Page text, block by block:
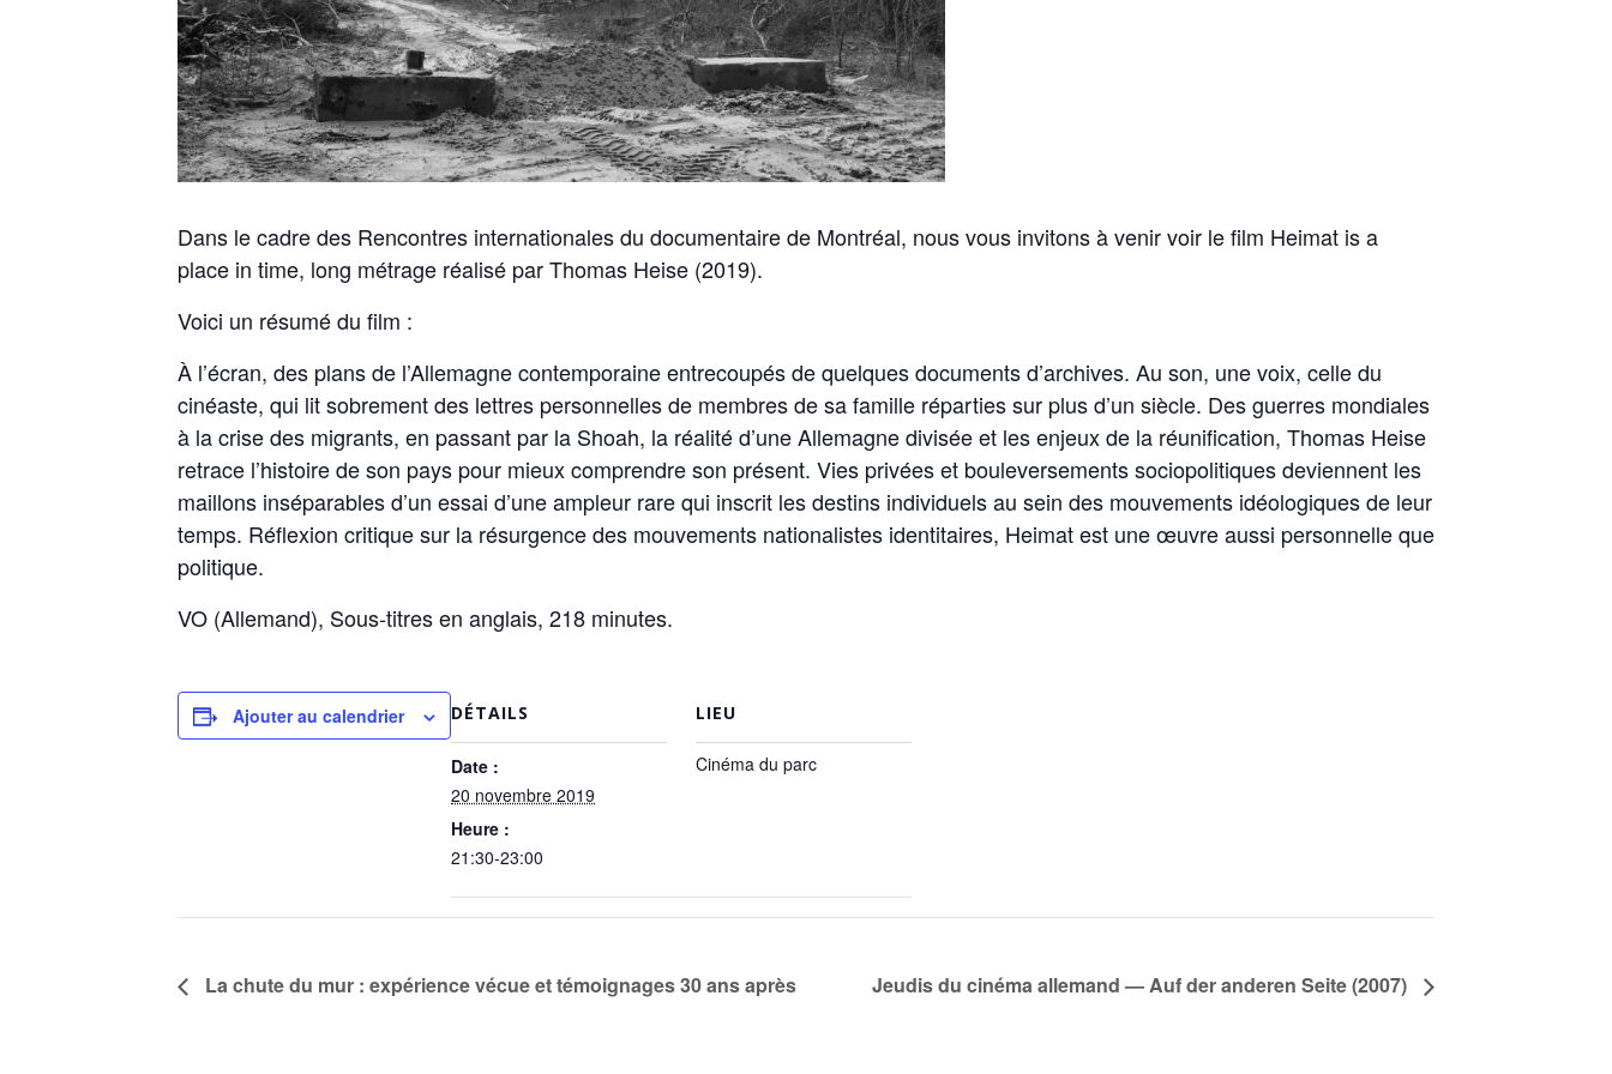
Dans le cadre des Rencontres internationales du documentaire de Montréal, nous vous invitons à venir voir le film Heimat is a
place in time, long métrage réalisé par Thomas Heise (2019).
Voici un résumé du film :
À l’écran, des plans de l’Allemagne contemporaine entrecoupés de quelques documents d’archives. Au son, une voix, celle du
cinéaste, qui lit sobrement des lettres personnelles de membres de sa famille réparties sur plus d’un siècle. Des guerres mondiales
à la crise des migrants, en passant par la Shoah, la réalité d’une Allemagne divisée et les enjeux de la réunification, Thomas Heise
retrace l’histoire de son pays pour mieux comprendre son présent. Vies privées et bouleversements sociopolitiques deviennent les
maillons inséparables d’un essai d’une ampleur rare qui inscrit les destins individuels au sein des mouvements idéologiques de leur
temps. Réflexion critique sur la résurgence des mouvements nationalistes identitaires, Heimat est une œuvre aussi personnelle que
politique.
VO (Allemand), Sous-titres en anglais, 218 minutes.
Ajouter au calendrier DÉTAILS
Date :
20 novembre 2019
Heure :
21:30-23:00
LIEU
Cinéma du parc
La chute du mur : expérience vécue et témoignages 30 ans après Jeudis du cinéma allemand — Auf der anderen Seite (2007)